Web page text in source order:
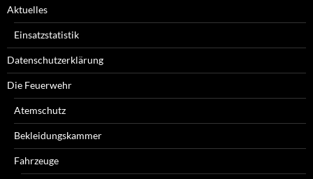
Aktuelles
Einsatzstatistik
Datenschutzerklärung
Die Feuerwehr
Atemschutz
Bekleidungskammer
Fahrzeuge